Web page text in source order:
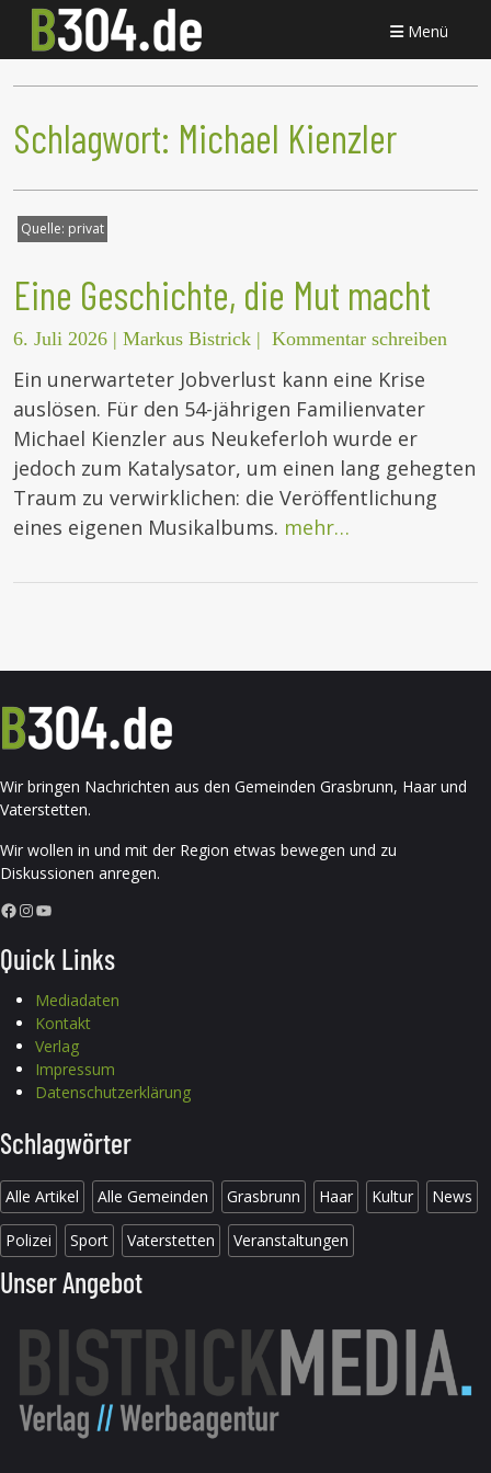
Menü
Schlagwort: Michael Kienzler
Quelle: privat
Eine Geschichte, die Mut macht
6. Juli 2026 | Markus Bistrick | Kommentar schreiben
Ein unerwarteter Jobverlust kann eine Krise
auslösen. Für den 54-jährigen Familienvater
Michael Kienzler aus Neukeferloh wurde er
jedoch zum Katalysator, um einen lang gehegten
Traum zu verwirklichen: die Veröffentlichung
eines eigenen Musikalbums. mehr…
Wir bringen Nachrichten aus den Gemeinden Grasbrunn, Haar und
Vaterstetten.
Wir wollen in und mit der Region etwas bewegen und zu
Diskussionen anregen.
Facebook InstagramYouTube
Quick Links
Mediadaten
Kontakt
Verlag
Impressum
Datenschutzerklärung
Schlagwörter
Alle Artikel Alle Gemeinden Grasbrunn Haar Kultur News
Polizei Sport Vaterstetten Veranstaltungen
Unser Angebot